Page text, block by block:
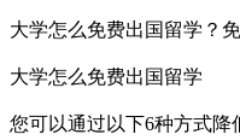
大学怎么免费出国留学？
大学怎么免费出国留学
您可以通过以下6种方式降